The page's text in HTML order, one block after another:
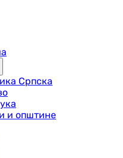
Српска
и општине